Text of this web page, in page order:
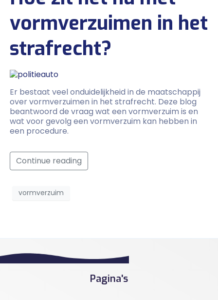
vormverzuimen in het
strafrecht?
Er bestaat veel onduidelijkheid in de maatschappij
over vormverzuimen in het strafrecht. Deze blog
beantwoord de vraag wat een vormverzuim is en
wat voor gevolg een vormverzuim kan hebben in
een procedure.
Continue reading
vormverzuim
Pagina's